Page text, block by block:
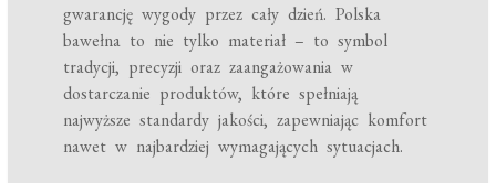
gwarancję wygody przez cały dzień. Polska
bawełna to nie tylko materiał – to symbol
tradycji, precyzji oraz zaangażowania w
dostarczanie produktów, które spełniają
najwyższe standardy jakości, zapewniając komfort
nawet w najbardziej wymagających sytuacjach.